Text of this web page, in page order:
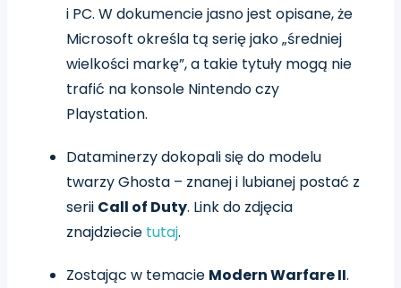
i PC. W dokumencie jasno jest opisane, że
Microsoft określa tą serię jako „średniej
wielkości markę”, a takie tytuły mogą nie
trafić na konsole Nintendo czy
Playstation.
Dataminerzy dokopali się do modelu
twarzy Ghosta – znanej i lubianej postać z
serii Call of Duty. Link do zdjęcia
znajdziecie tutaj.
Zostając w temacie Modern Warfare II.